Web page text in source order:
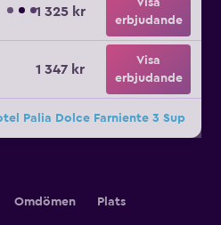
1 325 kr
Visa
erbjudande
1 347 kr
Visa
erbjudande
Palia Dolce Farniente 3 Sup
Omdömen Plats